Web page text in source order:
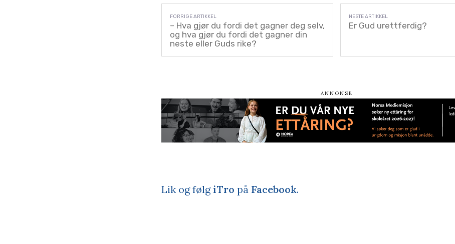
– Hva gjør du fordi det gagner deg selv,
og hva gjør du fordi det gagner din
neste eller Guds rike?
Er Gud urettferdig?
Lik og følgiTro på Facebook.